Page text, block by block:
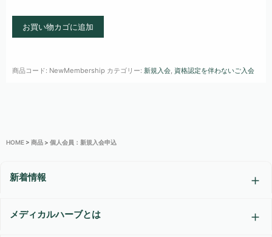
人
員：
会
込
お買い物カゴに追加
商品コード: NewMembership カテゴリー: 新規入会 資格認定を伴わないご入会
HOME > 商品 > 個人会員：新規入会申込
新着情報
メディカルハーブとは